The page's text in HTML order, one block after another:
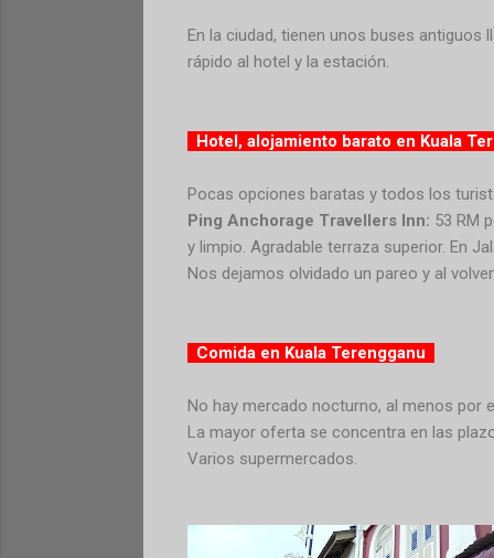
En la ciudad, tienen unos buses
rápido al hotel y la estación.
Hotel, alojamiento barato en Kuala
Pocas opciones baratas y todos los
Ping Anchorage Travellers Inn: 53 RM
y limpio. Agradable terraza superior. En
Nos dejamos olvidado un pareo y al
Comida en Kuala Terengganu
No hay mercado nocturno, al menos por
La mayor oferta se concentra en las
Varios supermercados.